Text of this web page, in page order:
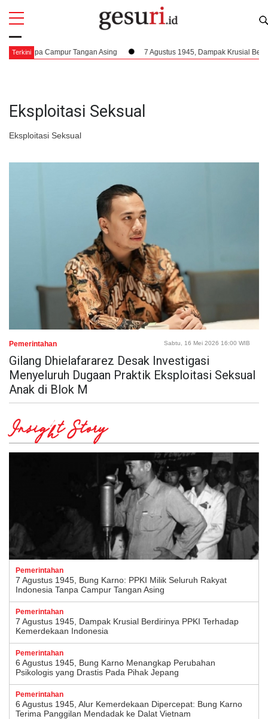
TerkiniCampur Tangan Asing 7 Agustus 1945, Dampak Krusial
Eksploitasi Seksual
Eksploitasi Seksual
All
Pemerintahan Sabtu, 16 Mei 2026 16:00 WIB
Gilang Dhielafararez Desak Investigasi
Menyeluruh Dugaan Praktik Eksploitasi Seksual
Anak di Blok M
Insight Story
Pemerintahan
7 Agustus 1945, Bung Karno: PPKI Milik Seluruh Rakyat
Indonesia Tanpa Campur Tangan Asing
Pemerintahan
7 Agustus 1945, Dampak Krusial Berdirinya PPKI Terhadap
Kemerdekaan Indonesia
Pemerintahan
6 Agustus 1945, Bung Karno Menangkap Perubahan
Psikologis yang Drastis Pada Pihak Jepang
Pemerintahan
6 Agustus 1945, Alur Kemerdekaan Dipercepat: Bung Karno
Terima Panggilan Mendadak ke Dalat Vietnam